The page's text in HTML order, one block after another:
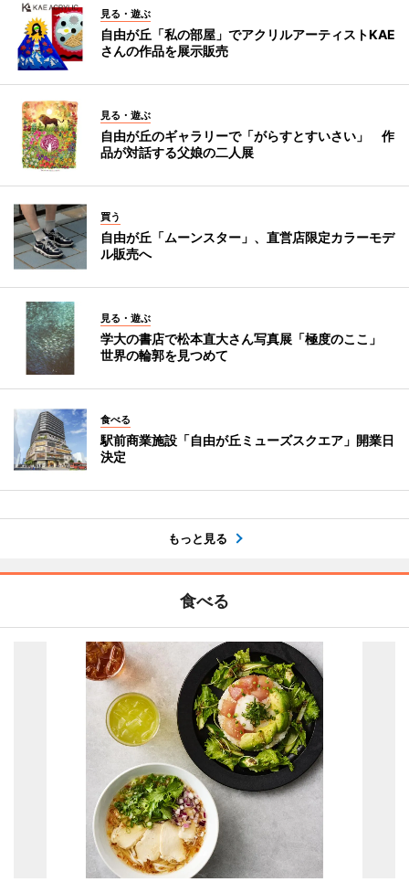
見る・遊ぶ
自由が丘「私の部屋」でアクリルアーティストKAE
さんの作品を展示販売
見る・遊ぶ
自由が丘のギャラリーで「がらすとすいさい」 作
品が対話する父娘の二人展
買う
自由が丘「ムーンスター」、直営店限定カラーモデ
ル販売へ
見る・遊ぶ
学大の書店で松本直大さん写真展「極度のここ」
世界の輪郭を見つめて
食べる
駅前商業施設「自由が丘ミューズスクエア」開業日
決定
もっと見る
食べる